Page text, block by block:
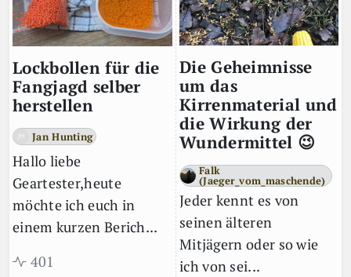
Lockbollen für die
Fangjagd selber
herstellen
Jan Hunting
Hallo liebe
Geartester,heute
möchte ich euch in
einem kurzen Berich...
401
Die Geheimnisse
um das
Kirrenmaterial und
die Wirkung der
Wundermittel 😉
Falk
(Jaeger_vom_maschende)
Jeder kennt es von
seinen älteren
Mitjägern oder so wie
ich von sei...